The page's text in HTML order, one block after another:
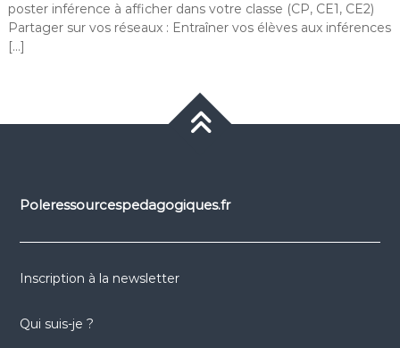
poster inférence à afficher dans votre classe (CP, CE1, CE2)
Partager sur vos réseaux : Entraîner vos élèves aux inférences
[…]
Poleressourcespedagogiques.fr
Inscription à la newsletter
Qui suis-je ?